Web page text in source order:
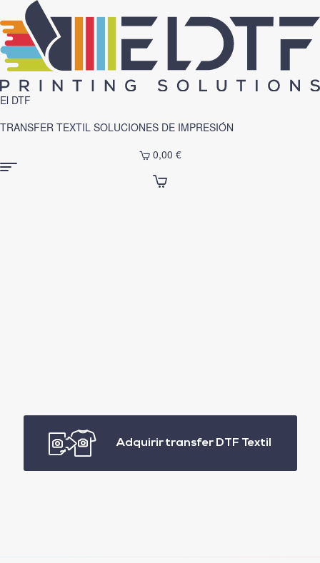
El DTF
TRANSFER TEXTIL SOLUCIONES DE IMPRESIÓN
0,00 €
Adquirir transfer DTF Textil